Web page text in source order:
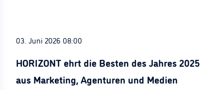
03. Juni 2026 08:00
HORIZONT ehrt die Besten des Jahres 2025
aus Marketing, Agenturen und Medien